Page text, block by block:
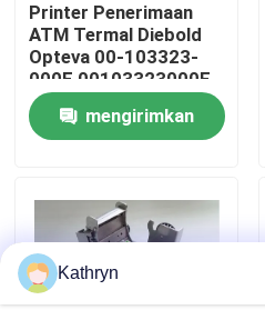
Hubungi kami
Permintaan Penawaran
Bagian ATM NCR
Suku Cadang ATM Wincor
Printer Penerimaan
ATM Termal Diebold
Opteva 00-103323-
000E 00103323000E
mengirimkan
Kathryn